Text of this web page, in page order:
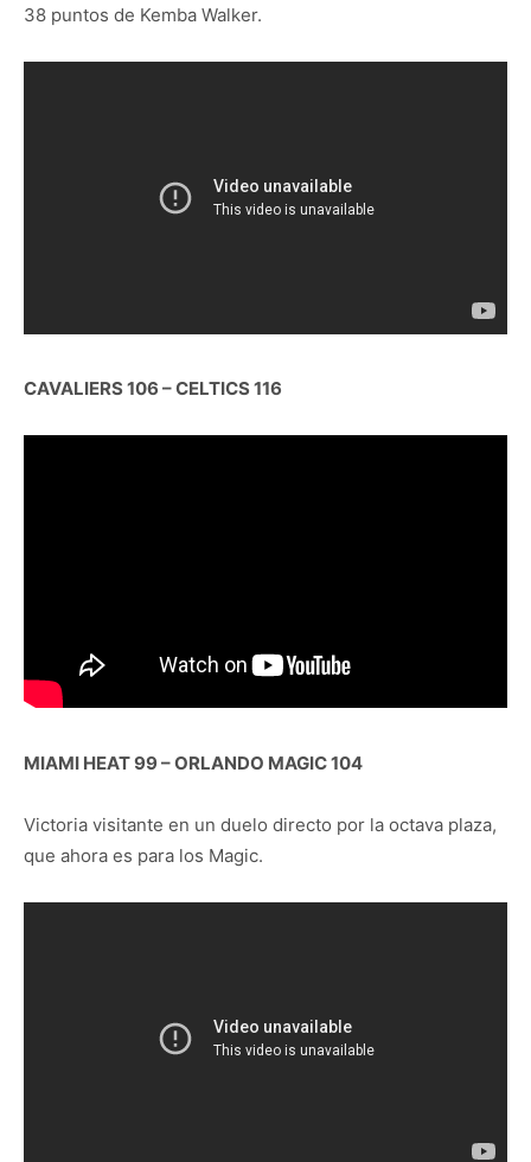
38 puntos de Kemba Walker.
CAVALIERS 106 – CELTICS 116
MIAMI HEAT 99 – ORLANDO MAGIC 104
Victoria visitante en un duelo directo por la octava plaza,
que ahora es para los Magic.